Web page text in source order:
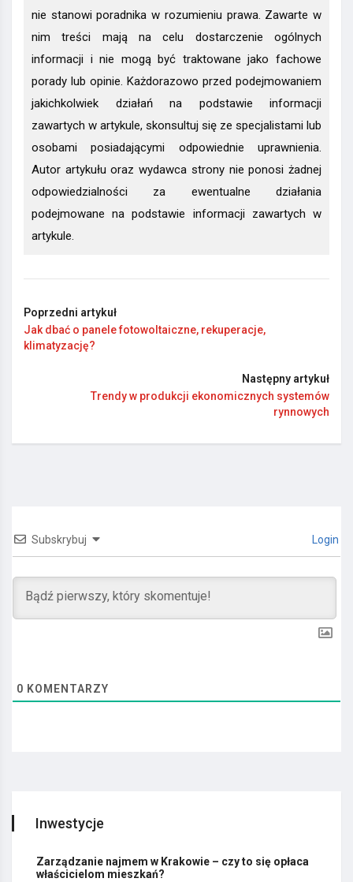
nie stanowi poradnika w rozumieniu prawa. Zawarte w
nim treści mają na celu dostarczenie ogólnych
informacji i nie mogą być traktowane jako fachowe
porady lub opinie. Każdorazowo przed podejmowaniem
jakichkolwiek działań na podstawie informacji
zawartych w artykule, skonsultuj się ze specjalistami lub
osobami posiadającymi odpowiednie uprawnienia.
Autor artykułu oraz wydawca strony nie ponosi żadnej
odpowiedzialności za ewentualne działania
podejmowane na podstawie informacji zawartych w
artykule.
Poprzedni artykuł
Jak dbać o panele fotowoltaiczne, rekuperacje,
klimatyzację?
Następny artykuł
Trendy w produkcji ekonomicznych systemów
rynnowych
Subskrybuj Login
0 KOMENTARZY
Inwestycje
Zarządzanie najmem w Krakowie – czy to się opłaca
właścicielom mieszkań?